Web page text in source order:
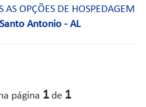
OPÇÕES DE HOSPEDAGEM
Antonio - AL
página 1de 1